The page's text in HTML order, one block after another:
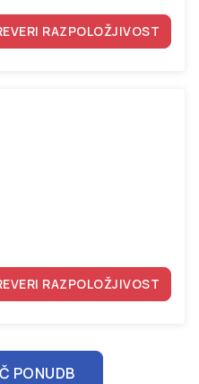
RAZPOLOŽJIVOST
RAZPOLOŽJIVOST
PONUDB